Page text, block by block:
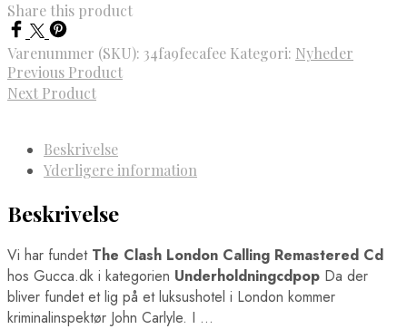
Share this product
Varenummer (SKU): 34fa9fecafee Kategori: Nyheder
Previous Product
Next Product
Beskrivelse
Yderligere information
Beskrivelse
Vi har fundet The Clash London Calling Remastered Cd
hos Gucca.dk i kategorien Underholdningcdpop Da der
bliver fundet et lig på et luksushotel i London kommer
kriminalinspektør John Carlyle. I …